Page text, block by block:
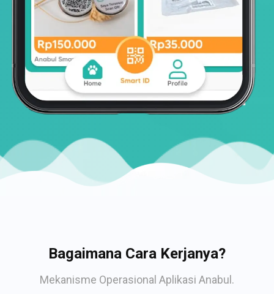
Bagaimana Cara Kerjanya?
Mekanisme Operasional Aplikasi Anabul.